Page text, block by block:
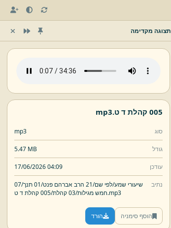
תצוגה מקדימה
005 קהלת ד ט. mp3
סוג mp3
גודל 5.47 MB
עודכן 17/06/2026 04:09
נתיב שיעורי שמע/לפי שם/21 הרב אברהם פנט/ 01 תנך/
07
חמש מגילות/03 קהלת/ 005 קהלת ד ט.mp3
הוסף סימניה הורד